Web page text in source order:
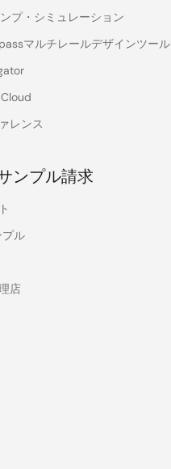
プ・シミュレーション
マルチレールデザインツール
レンス
ンプル請求
ル
店